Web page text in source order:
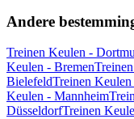
Andere
Treinen Keulen -
Keulen - Bremen
BielefeldTreinen
Keulen - Mannheim
DüsseldorfTreinen